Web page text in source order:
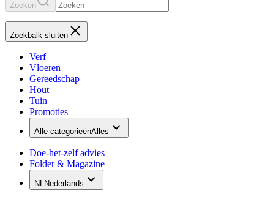
Zoeken
Zoekbalk sluiten
Verf
Vloeren
Gereedschap
Hout
Tuin
Promoties
Alle categorieënAlles
Doe-het-zelf advies
Folder & Magazine
NLNederlands